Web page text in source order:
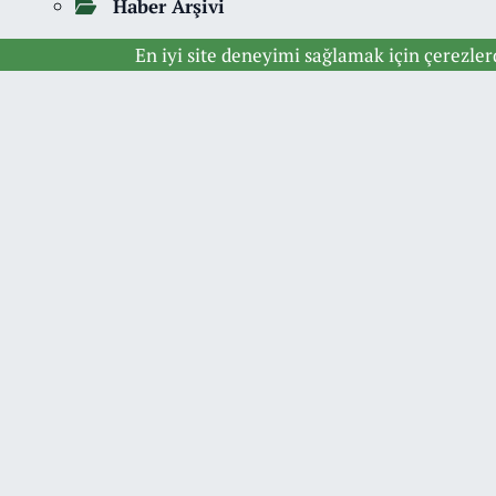
Haber Arşivi
En iyi site deneyimi sağlamak için